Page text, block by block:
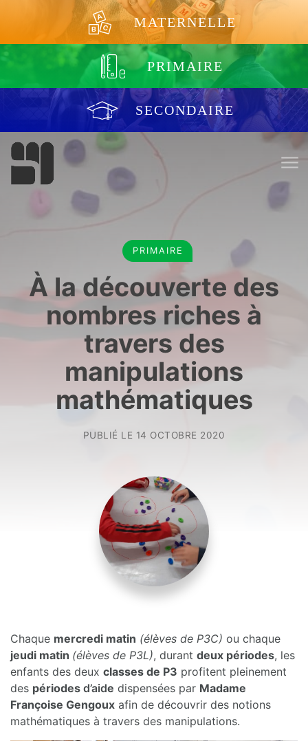
MATERNELLE
PRIMAIRE
SECONDAIRE
PRIMAIRE
À la découverte des
nombres riches à
travers des
manipulations
mathématiques
PUBLIÉ LE 14 OCTOBRE 2020
Chaque mercredi matin (élèves de P3C) ou chaque
jeudi matin (élèves de P3L), durant deux périodes, les
enfants des deux classes de P3 profitent pleinement
des périodes d’aide dispensées par Madame
Françoise Gengoux afin de découvrir des notions
mathématiques à travers des manipulations.